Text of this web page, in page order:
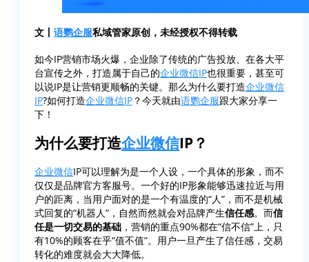
文丨 语鹦企服私域管家原创，未经授权不得转载
如今IP营销市场火爆，企业除了传统的广告投放、在各大平
台宣传之外，打造属于自己的企业微信IP也很重要，甚至可
以说IP是让营销更顺畅的关键。那么为什么要打造企业微信
IP?如何打造企业微信IP ？今天就由语鹦企服跟大家分享一
下！
为什么要打造企业微信IP？
企业微信IP可以理解为是一个人设，一个具体的形象，而不
仅仅是品牌官方客服号。一个好的IP形象能够迅速拉近与用
户的距离，当用户面对的是一个有温度的“人”，而不是机械
式回复的“机器人”，自然而然就会对品牌产生信任感。而信
任是一切交易的基础 ，营销的重点90%都在“信不信”上，只
有10%的顾客在乎“值不值”。用户一旦产生了信任感，交易
转化的难度就会大大降低。